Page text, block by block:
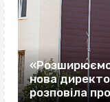
«Розширюємо
нова
розповіла